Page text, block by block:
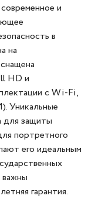
и
в
на
HD и
с Wi-Fi,
Уникальные
для защиты
портретного
его идеальным
важны
гарантия.